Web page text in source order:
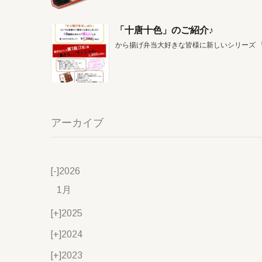
「十唐十色」のご紹介♪
から揚げ弁当大好きな皆様に新しいシリーズ
アーカイブ
[-]2026
1月
[+]2025
[+]2024
[+]2023